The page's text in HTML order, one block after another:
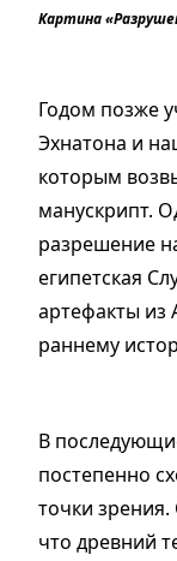
Картина
Годом позже
Эхнатона и
которым
манускрипт.
разрешение
египетская
артефакты из
раннему
В
постепенно
точки
что древний